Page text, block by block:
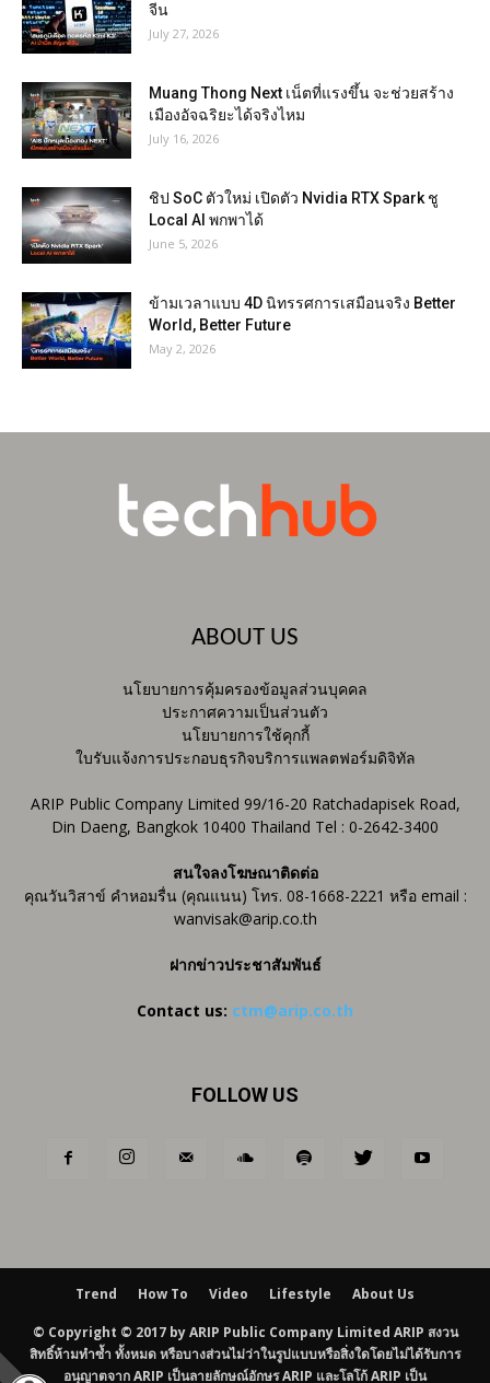
จีน
July 27, 2026
Muang Thong Next เน็ตที่แรงขึ้น จะช่วยสร้าง
เมืองอัจฉริยะได้จริงไหม
July 16, 2026
ชิป SoC ตัวใหม่ เปิดตัว Nvidia RTX Spark ชู
Local AI พกพาได้
June 5, 2026
ข้ามเวลาแบบ 4D นิทรรศการเสมือนจริง Better
World, Better Future
May 2, 2026
ABOUT US
นโยบายการคุ้มครองข้อมูลส่วนบุคคล
ประกาศความเป็นส่วนตัว
นโยบายการใช้คุกกี้
ใบรับแจ้งการประกอบธุรกิจบริการแพลตฟอร์มดิจิทัล
ARIP Public Company Limited 99/16-20 Ratchadapisek Road,
Din Daeng, Bangkok 10400 Thailand Tel : 0-2642-3400
สนใจลงโฆษณาติดต่อ
คุณวันวิสาข์ คำหอมรื่น (คุณแนน) โทร. 08-1668-2221 หรือ email :
wanvisak@arip.co.th
ฝากข่าวประชาสัมพันธ์
Contact us: ctm@arip.co.th
FOLLOW US
Trend How To Video Lifestyle About Us
© Copyright © 2017 by ARIP Public Company Limited ARIP สงวน
สิทธิ์ห้ามทำซ้ำ ทั้งหมด หรือบางส่วนไม่ว่าในรูปแบบหรือสิ่งใดโดยไม่ได้รับการ
อนุญาตจาก ARIP เป็นลายลักษณ์อักษร ARIP และโลโก้ ARIP เป็น